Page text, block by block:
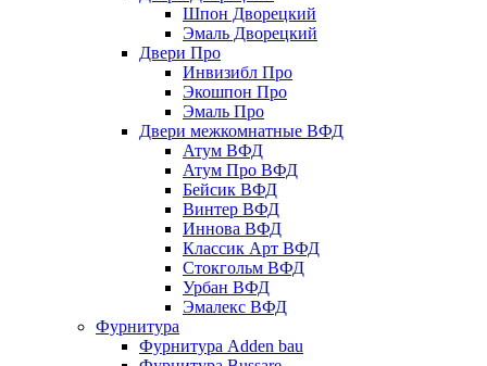
Шпон Дворецкий
Эмаль Дворецкий
Двери Про
Инвизибл Про
Экошпон Про
Эмаль Про
Двери межкомнатные ВФД
Атум ВФД
Атум Про ВФД
Бейсик ВФД
Винтер ВФД
Иннова ВФД
Классик Арт ВФД
Стокгольм ВФД
Урбан ВФД
Эмалекс ВФД
Фурнитура
Фурнитура Adden bau